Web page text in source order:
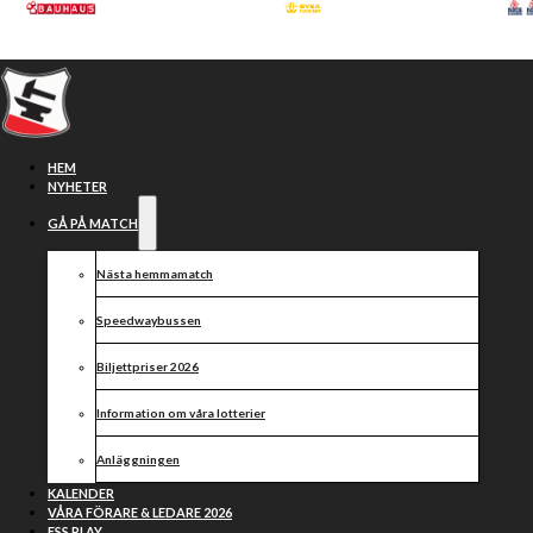
Hoppa till huvudinnehåll
HEM
NYHETER
GÅ PÅ MATCH
Nästa hemmamatch
Speedwaybussen
Biljettpriser 2026
Information om våra lotterier
Anläggningen
KALENDER
VÅRA FÖRARE & LEDARE 2026
Seger igen för
Eskilstuna Smederna